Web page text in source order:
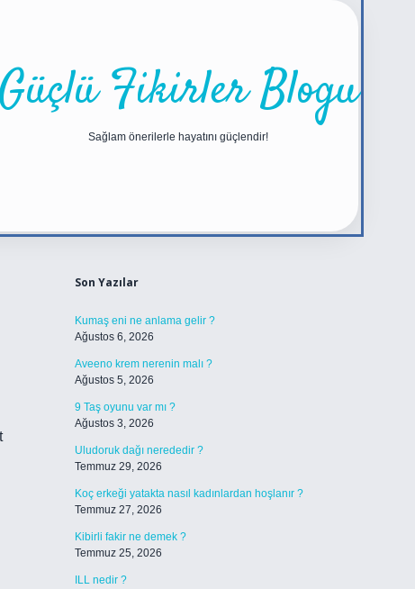
Güçlü Fikirler Blogu
Sağlam önerilerle hayatını güçlendir!
Son Yazılar
Kumaş eni ne anlama gelir ?
Ağustos 6, 2026
Aveeno krem nerenin malı ?
Ağustos 5, 2026
9 Taş oyunu var mı ?
Ağustos 3, 2026
Uludoruk dağı nerededir ?
Temmuz 29, 2026
Koç erkeği yatakta nasıl kadınlardan hoşlanır ?
Temmuz 27, 2026
Kibirli fakir ne demek ?
Temmuz 25, 2026
ILL nedir ?